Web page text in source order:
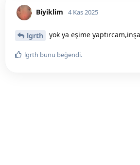
Biyiklim 4 Kas 2025
lgrth yok ya eşime
lgrth bunu beğendi.